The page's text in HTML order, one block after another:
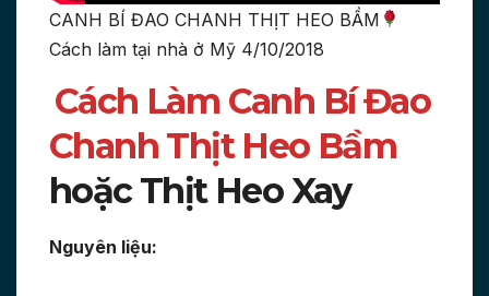
CANH BÍ ĐAO CHANH THỊT HEO BẦM
Cách làm tại nhà ở Mỹ 4/10/2018
Cách Làm Canh Bí Đao
Chanh Thịt Heo Bầm
hoặc Thịt Heo Xay
Nguyên liệu: